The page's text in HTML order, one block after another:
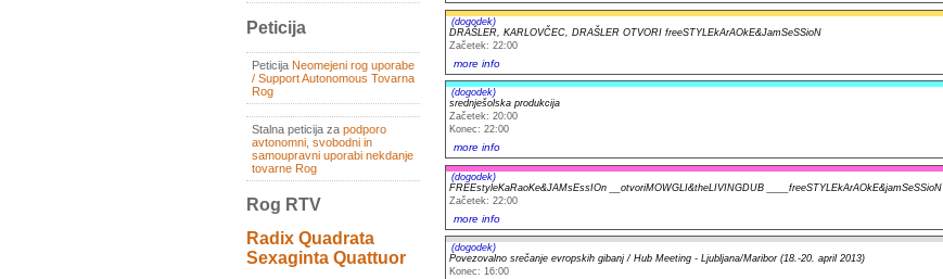
Peticija
Peticija Neomejeni rog uporabe
/ Support Autonomous Tovarna
Rog
Stalna peticija za podporo
avtonomni, svobodni in
samoupravni uporabi nekdanje
tovarne Rog
Rog RTV
Radix Quadrata
Sexaginta Quattuor
(dogodek)
DRAŠLER, KARLOVČEC, DRAŠLER OTVORI freeSTYLEkArAOkE&JamSeSSioN
Začetek: 22:00
more info
(dogodek)
srednješolska produkcija
Začetek: 20:00
Konec: 22:00
more info
(dogodek)
FREEstyleKaRaoKe&JAMsEssIOn __otvoriMOWGLI&theLIVINGDUB ____freeSTYLEkArAOkE&jamSeSSioN
Začetek: 22:00
more info
(dogodek)
Povezovalno srečanje evropskih gibanj / Hub Meeting - Ljubljana/Maribor (18.-20. april 2013)
Konec: 16:00